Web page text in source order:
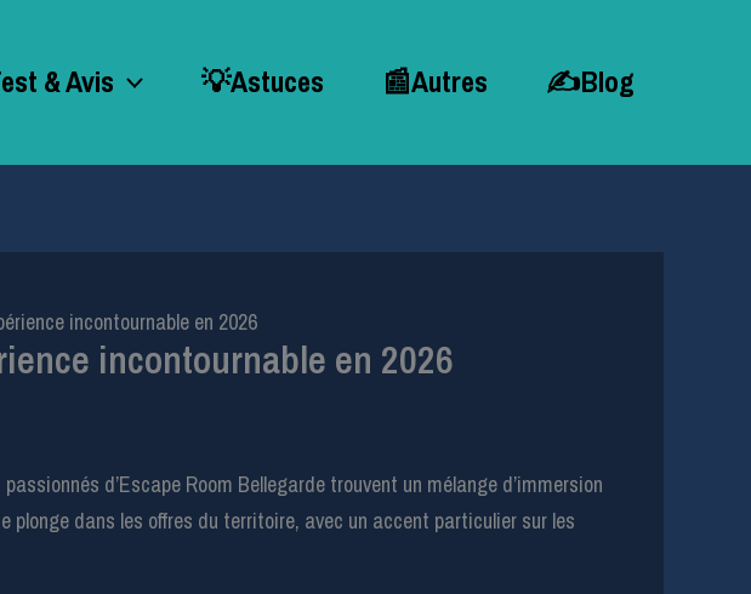
& Avis 💡Astuces 📰Autres ✍Blog
incontournable en 2026
incontournable en 2026
d’Escape Room Bellegarde trouvent un mélange d’immersion
dans les offres du territoire, avec un accent particulier sur les